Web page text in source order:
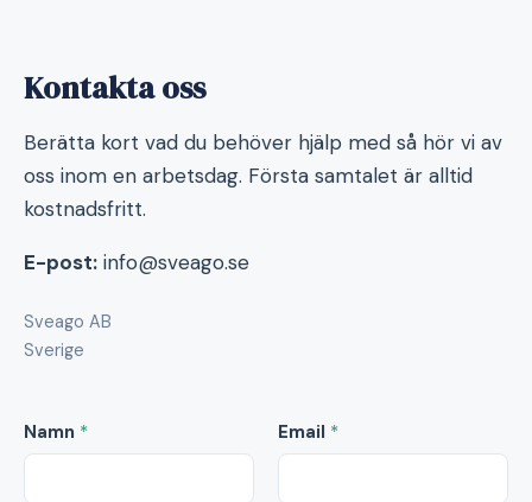
Kontakta oss
Berätta kort vad du behöver hjälp med så hör vi av
oss inom en arbetsdag. Första samtalet är alltid
kostnadsfritt.
E-post: info@sveago.se
Sveago AB
Sverige
Namn * Email *